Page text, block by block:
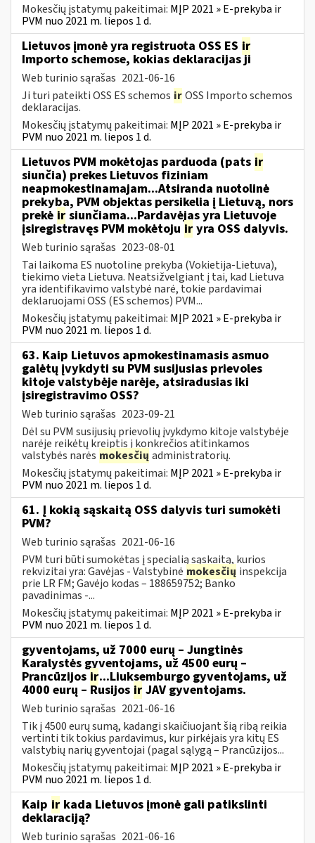
Mokesčių įstatymų pakeitimai: MĮP 2021 » E-prekyba ir
PVM nuo 2021 m. liepos 1 d.
Lietuvos įmonė yra registruota OSS ES ir
Importo schemose, kokias deklaracijas ji
Web turinio sąrašas 2021-06-16
Ji turi pateikti OSS ES schemos irOSS Importo schemos
deklaracijas.
Mokesčių įstatymų pakeitimai: MĮP 2021 » E-prekyba ir
PVM nuo 2021 m. liepos 1 d.
Lietuvos PVM mokėtojas parduoda (pats ir
siunčia) prekes Lietuvos fiziniam
neapmokestinamajam...Atsiranda nuotolinė
prekyba, PVM objektas persikelia į Lietuvą, nors
prekė ir siunčiama...Pardavėjas yra Lietuvoje
įsiregistravęs PVM mokėtoju ir yra OSS dalyvis.
Web turinio sąrašas 2023-08-01
Tai laikoma ES nuotoline prekyba (Vokietija-Lietuva),
tiekimo vieta Lietuva. Neatsižvelgiant į tai, kad Lietuva
yra identifikavimo valstybė narė, tokie pardavimai
deklaruojami OSS (ES schemos) PVM...
Mokesčių įstatymų pakeitimai: MĮP 2021 » E-prekyba ir
PVM nuo 2021 m. liepos 1 d.
63. Kaip Lietuvos apmokestinamasis asmuo
galėtų įvykdyti su PVM susijusias prievoles
kitoje valstybėje narėje, atsiradusias iki
įsiregistravimo OSS?
Web turinio sąrašas 2023-09-21
Dėl su PVM susijusių prievolių įvykdymo kitoje valstybėje
narėje reikėtų kreiptis į konkrečios atitinkamos
valstybės narės mokesčių administratorių.
Mokesčių įstatymų pakeitimai: MĮP 2021 » E-prekyba ir
PVM nuo 2021 m. liepos 1 d.
61. Į kokią sąskaitą OSS dalyvis turi sumokėti
PVM?
Web turinio sąrašas 2021-06-16
PVM turi būti sumokėtas į specialią sąskaitą, kurios
rekvizitai yra: Gavėjas - Valstybinė mokesčių inspekcija
prie LR FM; Gavėjo kodas – 188659752; Banko
pavadinimas -...
Mokesčių įstatymų pakeitimai: MĮP 2021 » E-prekyba ir
PVM nuo 2021 m. liepos 1 d.
gyventojams, už 7000 eurų – Jungtinės
Karalystės gyventojams, už 4500 eurų –
Prancūzijos ir...Liuksemburgo gyventojams, už
4000 eurų – Rusijos ir JAV gyventojams.
Web turinio sąrašas 2021-06-16
Tik į 4500 eurų sumą, kadangi skaičiuojant šią ribą reikia
vertinti tik tokius pardavimus, kur pirkėjais yra kitų ES
valstybių narių gyventojai (pagal sąlygą – Prancūzijos...
Mokesčių įstatymų pakeitimai: MĮP 2021 » E-prekyba ir
PVM nuo 2021 m. liepos 1 d.
Kaip ir kada Lietuvos įmonė gali patikslinti
deklaraciją?
Web turinio sąrašas 2021-06-16